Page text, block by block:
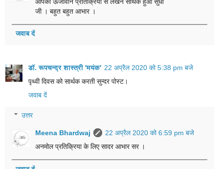
जी । बहुत बहुत आभार ।
जवाब दें
डॉ. रूपचन्द्र शास्त्री 'मयंक' 22 अप्रैल 2020 को 5:38 pm बजे
पृथ्वी दिवस को सार्थक करती सुन्दर पोस्ट।
जवाब दें
उत्तर
Meena Bhardwaj
22 अप्रैल 2020 को 6:59 pm बजे
अनमोल प्रतिक्रिया के लिए सादर आभार सर ।